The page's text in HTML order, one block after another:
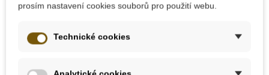
prosím nastavení cookies souborů pro použití webu.
Technické cookies